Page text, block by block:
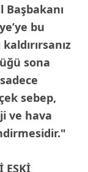
bu
sona
sebep,
ve hava
ESKİ